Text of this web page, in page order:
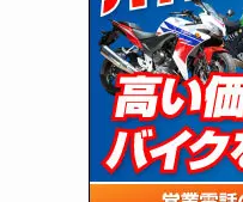
(5)
(12)
(109)
(24)
(47)
(15)
(5)
(4)
(6)
(17)
(5)
(38)
(131)
(85)
(21)
(61)
(171)
(98)
(13)
(60)
(274)
(171)
(38)
(59)
(19)
(16)